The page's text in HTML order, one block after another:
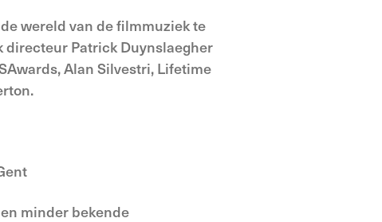
wereld van de filmmuziek te
directeur Patrick Duynslaegher
Alan Silvestri, Lifetime
minder bekende